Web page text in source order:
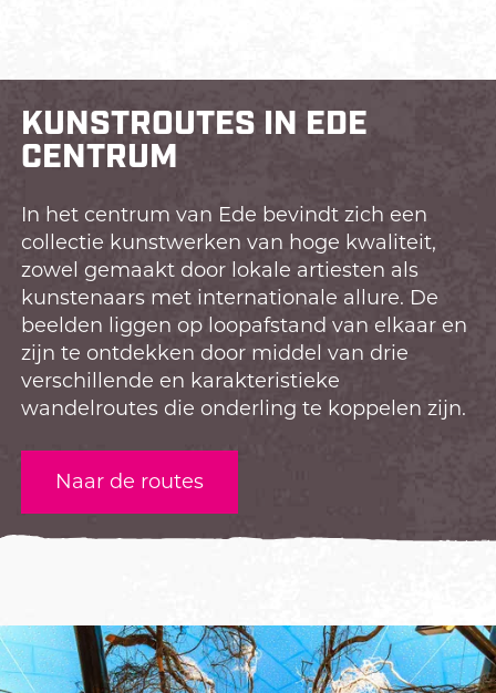
KUNSTROUTES IN EDE
CENTRUM
In het centrum van Ede bevindt zich een
collectie kunstwerken van hoge kwaliteit,
zowel gemaakt door lokale artiesten als
kunstenaars met internationale allure. De
beelden liggen op loopafstand van elkaar en
zijn te ontdekken door middel van drie
verschillende en karakteristieke
wandelroutes die onderling te koppelen zijn.
Naar de routes
D
i